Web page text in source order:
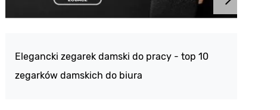
Elegancki zegarek damski do pracy - top 10
zegarków damskich do biura